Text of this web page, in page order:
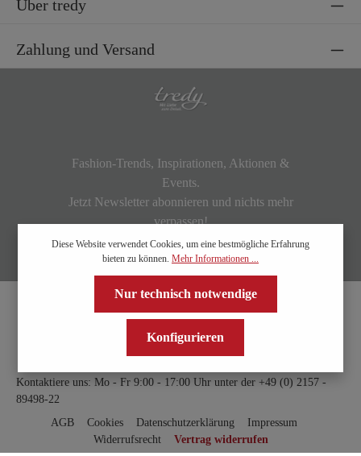
Über tredy
Zahlung und Versand
Fashion-Trends, Inspirationen, Aktionen &
Events.
Jetzt Newsletter abonnieren und nichts mehr
verpassen!
Kontaktiere uns: Mo - Fr 9:00 - 17:00 Uhr unter der +49 (0) 2157 -
89498-22
AGB
Cookies Datenschutzerklärung
Impressum
Widerrufsrecht
Vertrag widerrufen
Diese Website verwendet Cookies, um eine bestmögliche Erfahrung
bieten zu können. Mehr Informationen ...
Nur technisch notwendige
Konfigurieren